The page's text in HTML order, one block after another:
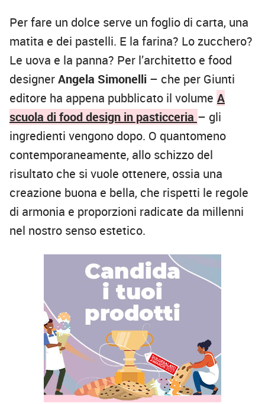
Per fare un dolce serve un foglio di carta, una
matita e dei pastelli. E la farina? Lo zucchero?
Le uova e la panna? Per l’architetto e food
designerAngela Simonelli – che per Giunti
editore ha appena pubblicato il volume A
scuola di food design in pasticceria – gli
ingredienti vengono dopo. O quantomeno
contemporaneamente, allo schizzo del
risultato che si vuole ottenere, ossia una
creazione buona e bella, che rispetti le regole
di armonia e proporzioni radicate da millenni
nel nostro senso estetico.